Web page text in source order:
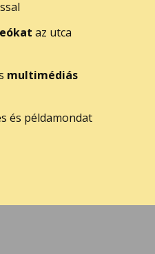
az utca
multimédiás
és példamondat